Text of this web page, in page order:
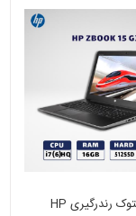
لپ تاپ استوک رندرگیری HP